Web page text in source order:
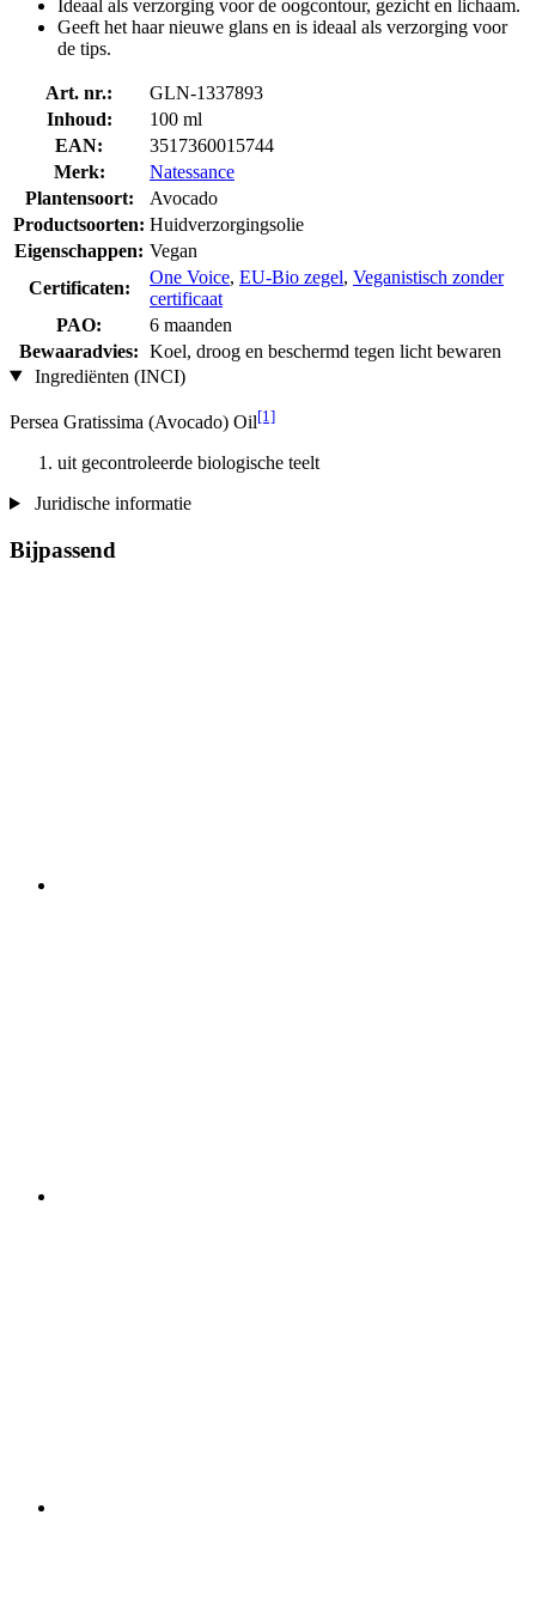
Ideaal als verzorging voor de oogcontour, gezicht en lichaam.
Geeft het haar nieuwe glans en is ideaal als verzorging voor
de tips.
Art. nr.:
GLN-1337893
Inhoud:
100 ml
EAN:
3517360015744
Merk:
Natessance
Plantensoort:
Avocado
Productsoorten: Huidverzorgingsolie
Eigenschappen: Vegan
Certificaten:
One Voice, EU-Bio zegel, Veganistisch zonder
certificaat
PAO:
6 maanden
Bewaaradvies: Koel, droog en beschermd tegen licht bewaren
Ingrediënten (INCI)
Persea Gratissima (Avocado) Oil[1]
uit gecontroleerde biologische teelt
Juridische informatie
Bijpassend